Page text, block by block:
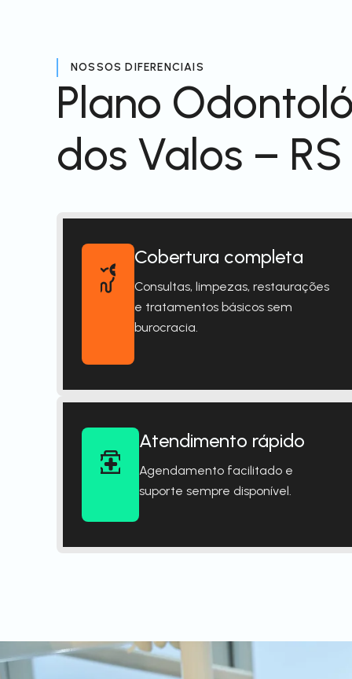
NOSSOS DIFERENCIAIS
Plano
dos Valos – RS
Cobertura completa
Consultas, limpezas, restaurações
e tratamentos básicos sem
burocracia.
Atendimento rápido
Agendamento facilitado e
suporte sempre disponível.